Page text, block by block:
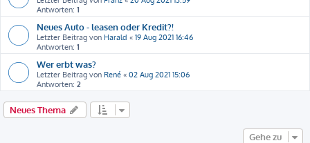
Antworten: 1
Neues Auto - leasen oder Kredit?!
Letzter Beitrag von Harald « 19 Aug 2021 16:46
Antworten: 1
Wer erbt was?
Letzter Beitrag von René « 02 Aug 2021 15:06
Antworten: 2
Neues Thema
Gehe zu